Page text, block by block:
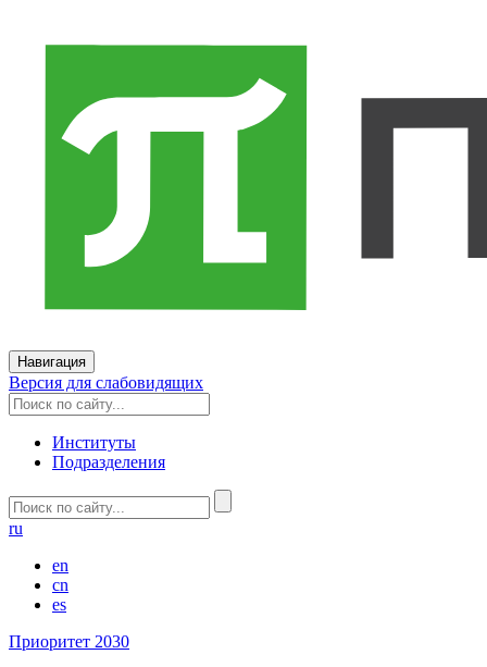
Навигация
Версия для слабовидящих
Институты
Подразделения
ru
en
cn
es
Приоритет 2030